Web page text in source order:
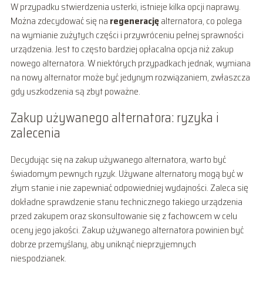
W przypadku stwierdzenia usterki, istnieje kilka opcji naprawy.
Można zdecydować się na regeneracjęalternatora, co polega
na wymianie zużytych części i przywróceniu pełnej sprawności
urządzenia. Jest to często bardziej opłacalna opcja niż zakup
nowego alternatora. W niektórych przypadkach jednak, wymiana
na nowy alternator może być jedynym rozwiązaniem, zwłaszcza
gdy uszkodzenia są zbyt poważne.
Zakup używanego alternatora: ryzyka i
zalecenia
Decydując się na zakup używanego alternatora, warto być
świadomym pewnych ryzyk. Używane alternatory mogą być w
złym stanie i nie zapewniać odpowiedniej wydajności. Zaleca się
dokładne sprawdzenie stanu technicznego takiego urządzenia
przed zakupem oraz skonsultowanie się z fachowcem w celu
oceny jego jakości. Zakup używanego alternatora powinien być
dobrze przemyślany, aby uniknąć nieprzyjemnych
niespodzianek.